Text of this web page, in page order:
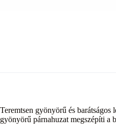
Teremtsen gyönyörű és
gyönyörű párnahuzat megszépíti a